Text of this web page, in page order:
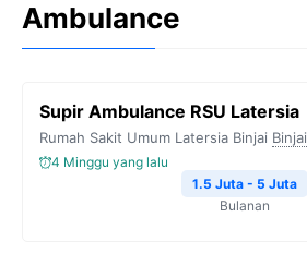
Ambulance
Supir Ambulance RSU Latersia
Rumah Sakit Umum Latersia Binjai Binjai
4 Minggu yang lalu
1.5 Juta - 5 Juta
Bulanan